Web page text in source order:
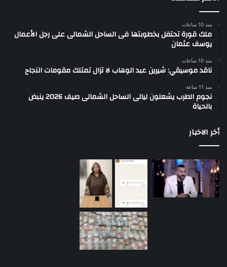
منذ 10 ساعات
ملك قورة تحتفل بخطوبتها فى الساحل الشمالى على رجل الأعمال
يوسف عثمان
منذ 10 ساعات
ناقد موسيقي: شيرين عبد الوهاب لا تزال تمتلك مقومات النجاح
منذ 11 ساعة
نجوم الطرب يشعلون ليالى الساحل الشمالى صيف 2026 ينبض
بالحياة
أخر الاخبار